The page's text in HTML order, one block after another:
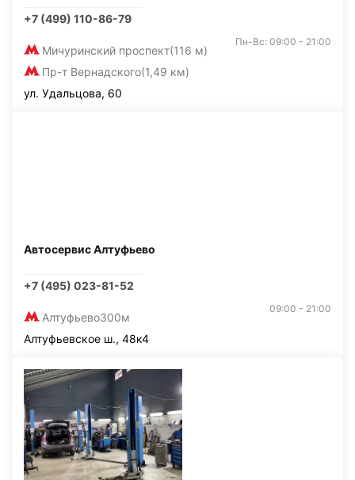
+7 (499) 110-86-79
Мичуринский проспект(116 м)
Пр-т Вернадского(1,49 км)
Пн-Вс: 09:00 - 21:00
ул. Удальцова, 60
Автосервис Алтуфьево
+7 (495) 023-81-52
Алтуфьево300м
09:00 - 21:00
Алтуфьевское ш., 48к4